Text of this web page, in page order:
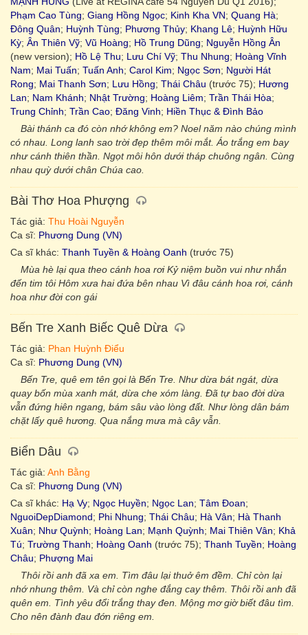
Phạm Cao Tùng; Giang Hồng Ngọc; Kinh Kha VN; Quang Hà;
Đông Quân; Huỳnh Tùng; Phương Thủy; Khang Lê; Huỳnh Hữu
Kỳ; Ân Thiên Vỹ; Vũ Hoàng; Hồ Trung Dũng; Nguyễn Hồng Ân
(new version); Hồ Lệ Thu; Lưu Chí Vỹ; Thu Nhung; Hoàng Vĩnh
Nam; Mai Tuấn; Tuấn Anh; Carol Kim; Ngọc Sơn; Người Hát
Rong; Mai Thanh Sơn; Lưu Hồng; Thái Châu (trước 75); Hương
Lan; Nam Khánh; Nhật Trường; Hoàng Liêm; Trần Thái Hòa;
Trung Chỉnh; Trần Cao; Đăng Vinh; Hiền Thục & Đình Bảo
Bài thánh ca đó còn nhớ không em? Noel năm nào chúng mình
có nhau. Long lanh sao trời đẹp thêm môi mắt. Áo trắng em bay
như cánh thiên thần. Ngọt môi hôn dưới tháp chuông ngân. Cùng
nhau quỳ dưới chân Chúa cao.
Bài Thơ Hoa Phượng
Tác giả: Thu Hoài Nguyễn
Ca sĩ: Phương Dung (VN)
Ca sĩ khác: Thanh Tuyền & Hoàng Oanh (trước 75)
Mùa hè lại qua theo cánh hoa rơi Kỷ niệm buồn vui như nhắn
đến tim tôi Hôm xưa hai đứa bên nhau Vì đâu cánh hoa rơi, cánh
hoa như đời con gái
Bến Tre Xanh Biếc Quê Dừa
Tác giả: Phan Huỳnh Điểu
Ca sĩ: Phương Dung (VN)
Bến Tre, quê em tên gọi là Bến Tre. Như dừa bát ngát, dừa
quay bốn mùa xanh mát, dừa che xóm làng. Đã tự bao đời dừa
vẫn đứng hiên ngang, bám sâu vào lòng đất. Như lòng dân bám
chặt lấy quê hương. Qua nắng mưa mà cây vẫn.
Biển Dâu
Tác giả: Anh Bằng
Ca sĩ: Phương Dung (VN)
Ca sĩ khác: Hạ Vy; Ngọc Huyền; Ngọc Lan; Tâm Đoan;
NguoiDepDiamond; Phi Nhung; Thái Châu; Hà Vân; Hà Thanh
Xuân; Như Quỳnh; Hoàng Lan; Mạnh Quỳnh; Mai Thiên Vân; Khả
Tú; Trường Thanh; Hoàng Oanh (trước 75); Thanh Tuyền; Hoàng
Châu; Phượng Mai
Thôi rồi anh đã xa em. Tìm đâu lại thuở êm đềm. Chỉ còn lại
nhớ nhung thêm. Và chỉ còn nghe đắng cay thêm. Thôi rồi anh đã
quên em. Tình yêu đổi trắng thay đen. Mộng mơ giờ biết đâu tìm.
Cho nên đành đau đớn riêng em.